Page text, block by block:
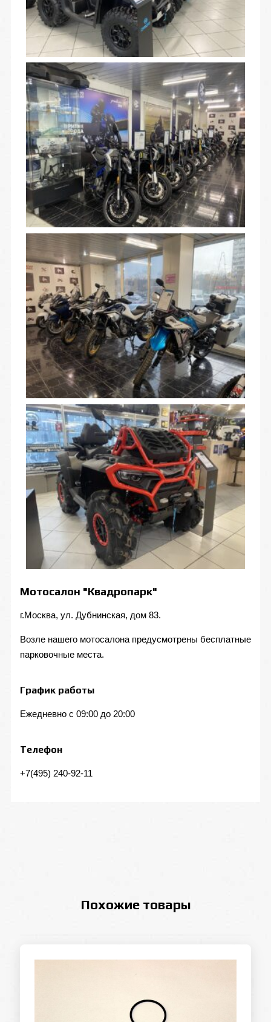
Мотосалон "Квадропарк"
г.Москва, ул. Дубнинская, дом 83.
Возле нашего мотосалона предусмотрены бесплатные
парковочные места.
График работы
Ежедневно с 09:00 до 20:00
Телефон
+7(495) 240-92-11
Похожие товары